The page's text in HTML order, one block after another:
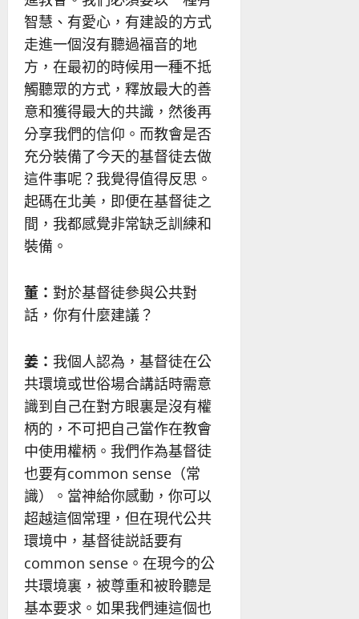
智慧、有愛心，有建設的方式
走進一個沒有聽過福音的地
方，在最初的時候用一種不抵
觸聽眾的方式，釋放最大的善
意和獲得最大的共識，然後再
分享我們的信仰。而教會是否
充分裝備了今天的基督徒去做
這件事呢？我覺得值得反思。
起碼在北美，即便在基督徒之
間，我都感覺非常缺乏訓練和
裝備。
董： 對於基督徒參與公共對
話，你有什麼建議？
姜： 我個人認為，基督徒在公
共環境或世俗場合講話時需意
識到自己在對方眼裏是沒有權
柄的，不可把自己當作在教會
中使用權柄。我們作為基督徒
也要有common sense（常
識）。當神給你感動，你可以
超越這個常理，但在現代公共
環境中，基督徒説話要有
common sense。在現今的公
共環境裏，被尊重和被聆聽是
基本要求。如果我們連這個也